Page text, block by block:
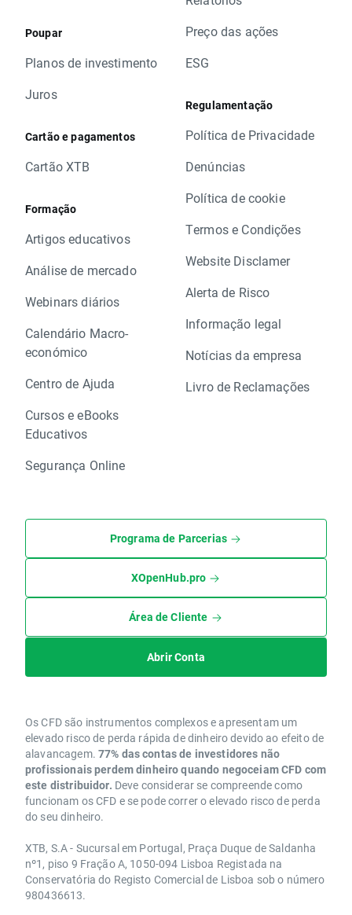
Poupar
Planos de investimento
Juros
Cartão e pagamentos
Cartão XTB
Formação
Artigos educativos
Análise de mercado
Webinars diários
Calendário Macro-
económico
Centro de Ajuda
Cursos e eBooks
Educativos
Segurança Online
Preço das ações
ESG
Regulamentação
Política de Privacidade
Denúncias
Política de cookie
Termos e Condições
Website Disclamer
Alerta de Risco
Informação legal
Notícias da empresa
Livro de Reclamações
Programa de Parcerias
XOpenHub.pro
Área de Cliente
Abrir Conta
Os CFD são instrumentos complexos e apresentam um
elevado risco de perda rápida de dinheiro devido ao efeito de
alavancagem. 77% das contas de investidores não
profissionais perdem dinheiro quando negoceiam CFD com
este distribuidor. Deve considerar se compreende como
funcionam os CFD e se pode correr o elevado risco de perda
do seu dinheiro.
XTB, S.A - Sucursal em Portugal, Praça Duque de Saldanha
nº1, piso 9 Fração A, 1050-094 Lisboa Registada na
Conservatória do Registo Comercial de Lisboa sob o número
980436613.